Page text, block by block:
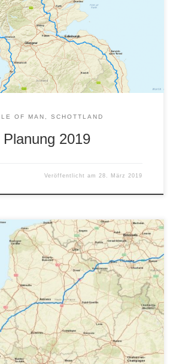
soll. Nehmen wir die IoM mit,
einer Runde durch Schottland?
…
OF MAN, SCHOTTLAND
2019
Veröffentlicht am 28. März 2019
2018 leider ins Wasser fiel und
läuft jetzt die Planung für 2019
mit dem Aviator! Bisher stehen die
Cherbourg – Rosslare 04.07.19